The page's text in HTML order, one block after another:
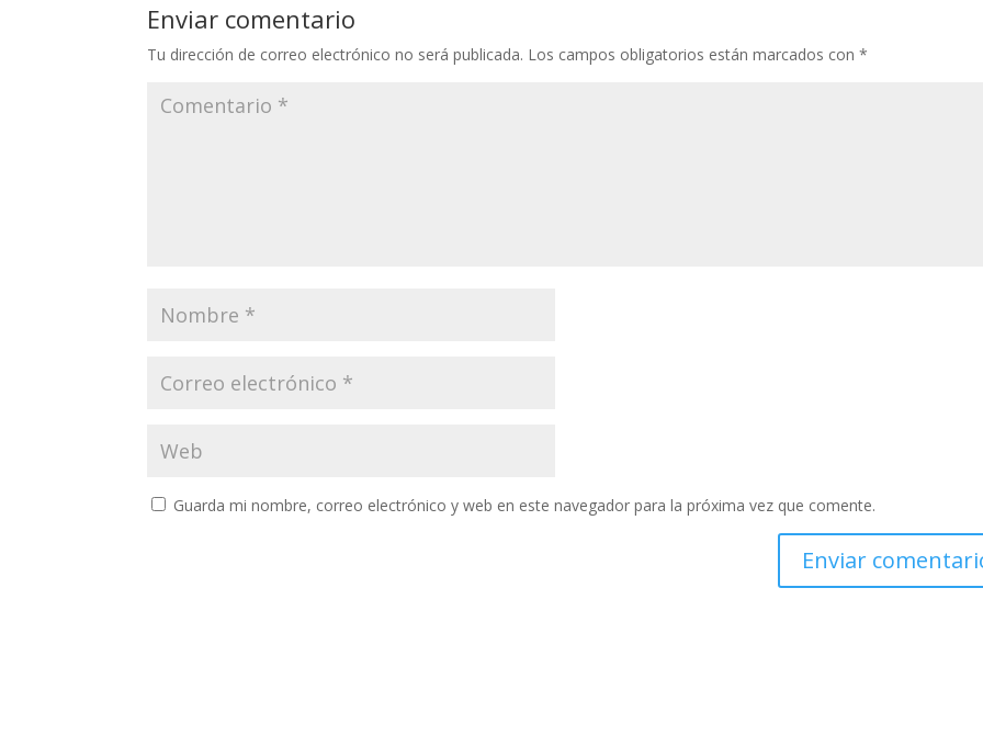
Enviar comentario
Tu dirección de correo electrónico no será publicada. Los campos obligatorios están marcados con*
Guarda mi nombre, correo electrónico y web en este navegador para la próxima vez que comente.